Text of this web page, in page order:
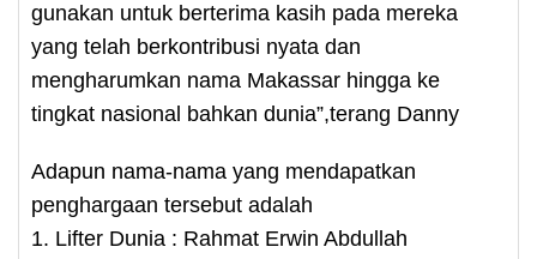
gunakan untuk berterima kasih pada mereka
yang telah berkontribusi nyata dan
mengharumkan nama Makassar hingga ke
tingkat nasional bahkan dunia”,terang Danny
Adapun nama-nama yang mendapatkan
penghargaan tersebut adalah
1. Lifter Dunia : Rahmat Erwin Abdullah